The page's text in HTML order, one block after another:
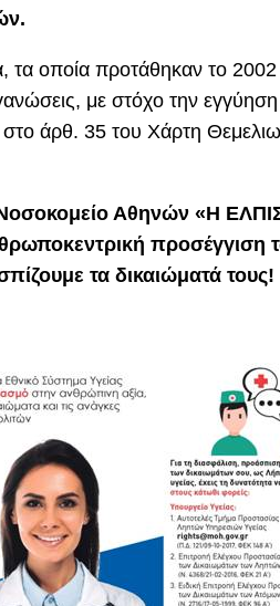
τα οποία προτάθηκαν το
με στόχο την εγγύηση
στο άρθ. 35 του Χάρτη
Αθηνών «Η
προσέγγιση
τα δικαιώματά τους!